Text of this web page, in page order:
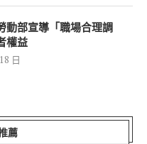
動部宣導「職場合理調
權益
日
薦